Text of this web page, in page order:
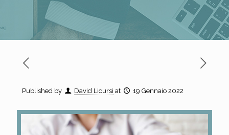
Published by David Licursi at 19 Gennaio 2022